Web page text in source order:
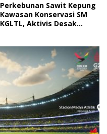
Perkebunan Sawit Kepung
Kawasan Konservasi SM
KGLTL, Aktivis Desak